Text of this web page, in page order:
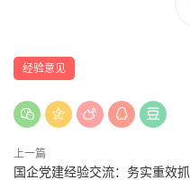
经验意见
上一篇
国企党建经验交流：务实重效抓